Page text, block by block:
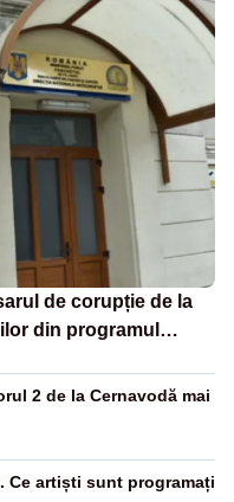
de corupție de la
din programul
2 de la Cernavodă mai
Ce artiști sunt programați